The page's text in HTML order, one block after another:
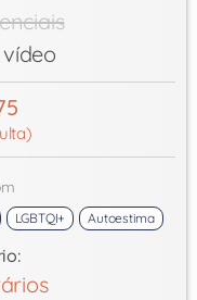
LGBTQI+ Autoestima